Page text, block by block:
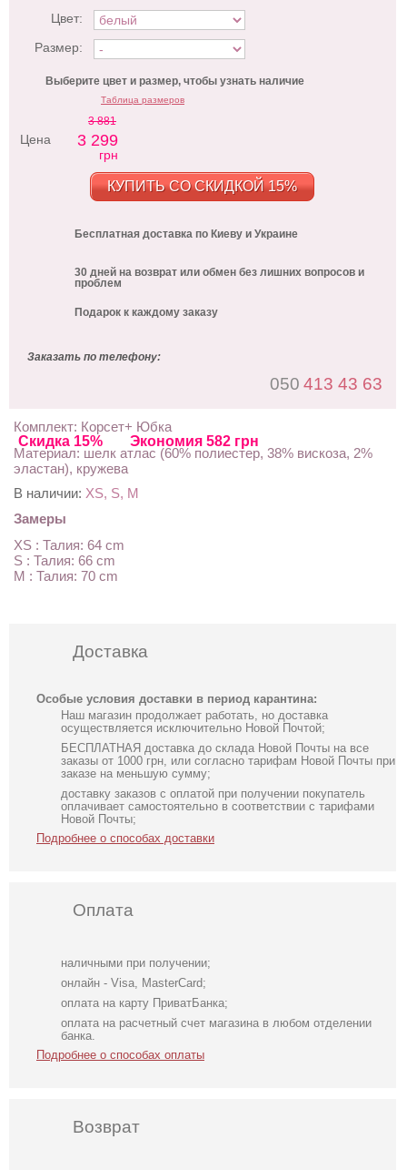
Скидка 15% Экономия 582 грн
Цвет:
Размер:
Выберите цвет и размер, чтобы узнать наличие
Таблица размеров
Цена
3 881
3 299
грн
КУПИТЬ СО СКИДКОЙ 15%
Бесплатная доставка по Киеву и Украине
30 дней на возврат или обмен без лишних вопросов и
проблем
Подарок к каждому заказу
Заказать по телефону:
050 413 43 63
Комплект: Корсет+ Юбка
Материал: шелк атлас (60% полиестер, 38% вискоза, 2%
эластан), кружева
В наличии: XS, S, M
Замеры
XS : Талия: 64 cm
S : Талия: 66 cm
M : Талия: 70 cm
Доставка
Особые условия доставки в период карантина:
Наш магазин продолжает работать, но доставка
осуществляется исключительно Новой Почтой;
БЕСПЛАТНАЯ доставка до склада Новой Почты на все
заказы от 1000 грн, или согласно тарифам Новой Почты при
заказе на меньшую сумму;
доставку заказов с оплатой при получении покупатель
оплачивает самостоятельно в соответствии с тарифами
Новой Почты;
Подробнее о способах доставки
Оплата
наличными при получении;
онлайн - Visa, MasterCard;
оплата на карту ПриватБанка;
оплата на расчетный счет магазина в любом отделении
банка.
Подробнее о способах оплаты
Возврат